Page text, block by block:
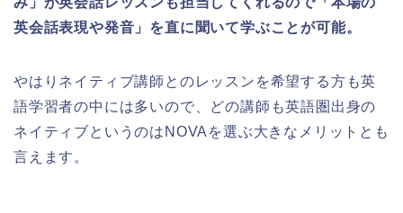
英会話表現や発音」を直に聞いて学ぶことが可能。
やはりネイティブ講師とのレッスンを希望する方も英
語学習者の中には多いので、どの講師も英語圏出身の
ネイティブというのはNOVAを選ぶ大きなメリットとも
言えます。